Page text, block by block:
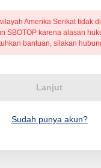
Amerika Serikat tidak
SBOTOP karena alasan
bantuan, silakan
Lanjut
Sudah punya akun?